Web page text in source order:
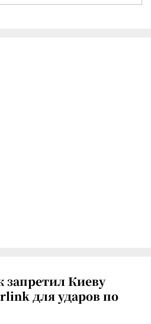
запретил Киеву
для ударов по